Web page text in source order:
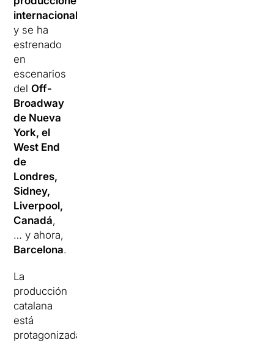
internacionales
y se ha
estrenado
en
escenarios
delOff-
Broadway
de Nueva
York, el
West End
de
Londres,
Sidney,
Liverpool,
Canadá,
… y ahora,
Barcelona.
La
producción
catalana
está
protagonizada